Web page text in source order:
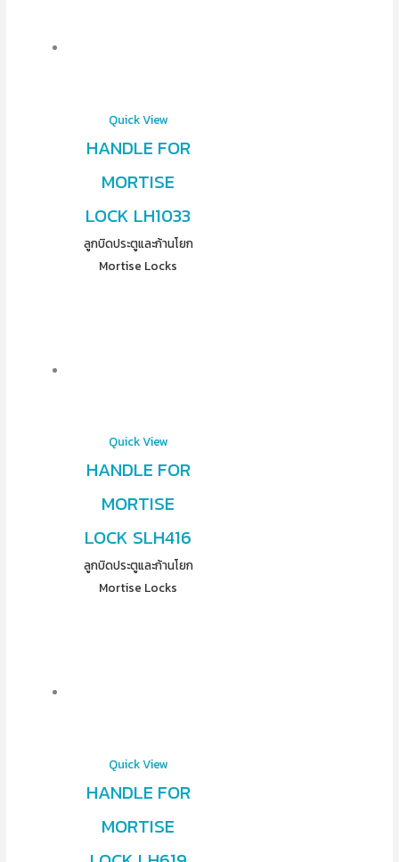
Quick View
HANDLE FOR
MORTISE
LOCK LH1033
ลูกบิดประตูและก้านโยก
Mortise Locks
Quick View
HANDLE FOR
MORTISE
LOCK SLH416
ลูกบิดประตูและก้านโยก
Mortise Locks
Quick View
HANDLE FOR
MORTISE